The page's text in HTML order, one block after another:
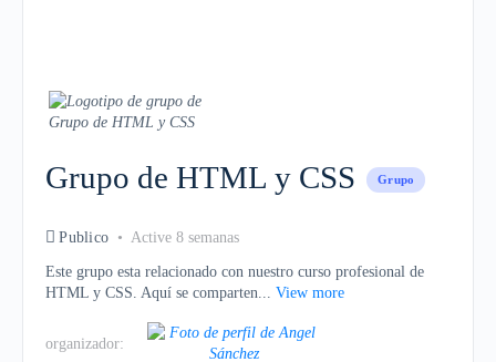
Grupo de HTML y CSS Grupo
Publico Active 8 semanas
Este grupo esta relacionado con nuestro curso profesional de
HTML y CSS. Aquí se comparten... View more
organizador: